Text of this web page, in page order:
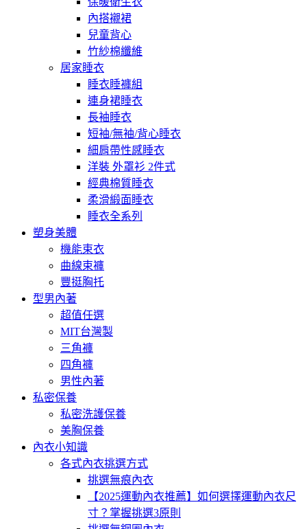
內搭襯裙
兒童背心
竹紗棉纖維
居家睡衣
睡衣睡褲組
連身裙睡衣
長袖睡衣
短袖/無袖/背心睡衣
細肩帶性感睡衣
洋裝 外罩衫 2件式
經典棉質睡衣
柔滑緞面睡衣
睡衣全系列
塑身美體
機能束衣
曲線束褲
豐挺胸托
型男內著
超值任選
MIT台灣製
三角褲
四角褲
男性內著
私密保養
私密洗護保養
美胸保養
內衣小知識
各式內衣挑選方式
挑選無痕內衣
【2025運動內衣推薦】如何選擇運動內衣尺
寸？掌握挑選3原則